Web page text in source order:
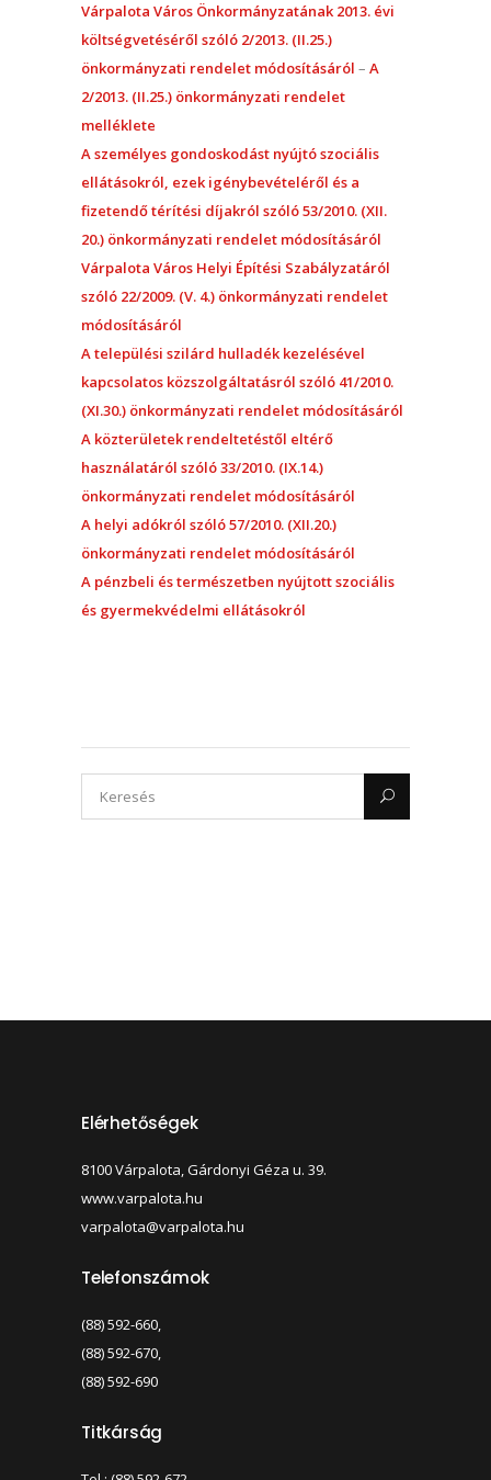
Várpalota Város Önkormányzatának 2013. évi
költségvetéséről szóló 2/2013. (II.25.)
önkormányzati rendelet módosításáról – A
2/2013. (II.25.) önkormányzati rendelet
melléklete
A személyes gondoskodást nyújtó szociális
ellátásokról, ezek igénybevételéről és a
fizetendő térítési díjakról szóló 53/2010. (XII.
20.) önkormányzati rendelet módosításáról
Várpalota Város Helyi Építési Szabályzatáról
szóló 22/2009. (V. 4.) önkormányzati rendelet
módosításáról
A települési szilárd hulladék kezelésével
kapcsolatos közszolgáltatásról szóló 41/2010.
(XI.30.) önkormányzati rendelet módosításáról
A közterületek rendeltetéstől eltérő
használatáról szóló 33/2010. (IX.14.)
önkormányzati rendelet módosításáról
A helyi adókról szóló 57/2010. (XII.20.)
önkormányzati rendelet módosításáról
A pénzbeli és természetben nyújtott szociális
és gyermekvédelmi ellátásokról
Elérhetőségek
8100 Várpalota, Gárdonyi Géza u. 39.
www.varpalota.hu
varpalota@varpalota.hu
Telefonszámok
(88) 592-660,
(88) 592-670,
(88) 592-690
Titkárság